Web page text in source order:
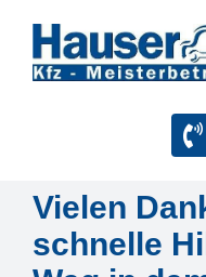
Inhalt
springen
Startseite
Leistungen
Vielen
schnelle